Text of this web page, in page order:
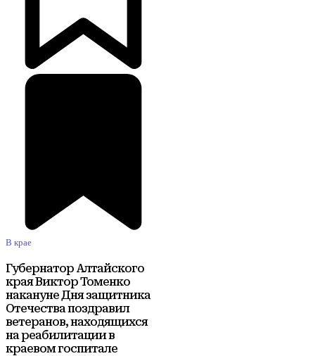
В крае
Губернатор Алтайского
края Виктор Томенко
накануне Дня защитника
Отечества поздравил
ветеранов, находящихся
на реабилитации в
краевом госпитале